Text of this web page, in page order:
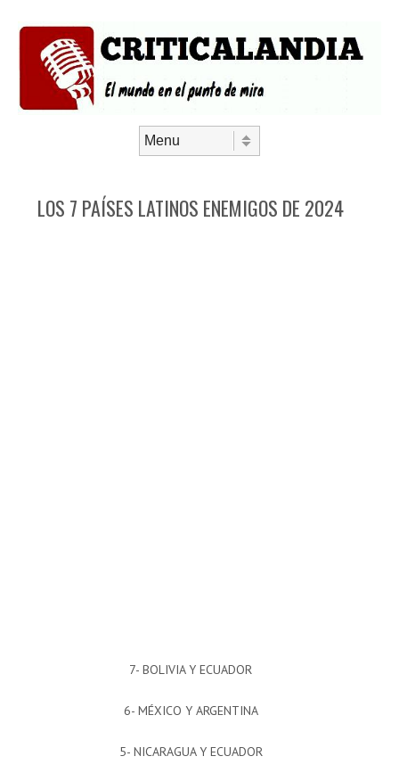
LOS 7 PAÍSES LATINOS ENEMIGOS DE 2024
7- BOLIVIA Y ECUADOR
6- MÉXICO Y ARGENTINA
5- NICARAGUA Y ECUADOR